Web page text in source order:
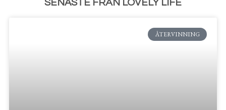
SENASTE FRÅN LOVELY LIFE
ÅTERVINNING